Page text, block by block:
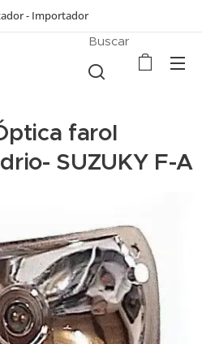
- Importador
Buscar
farol
SUZUKY F-A